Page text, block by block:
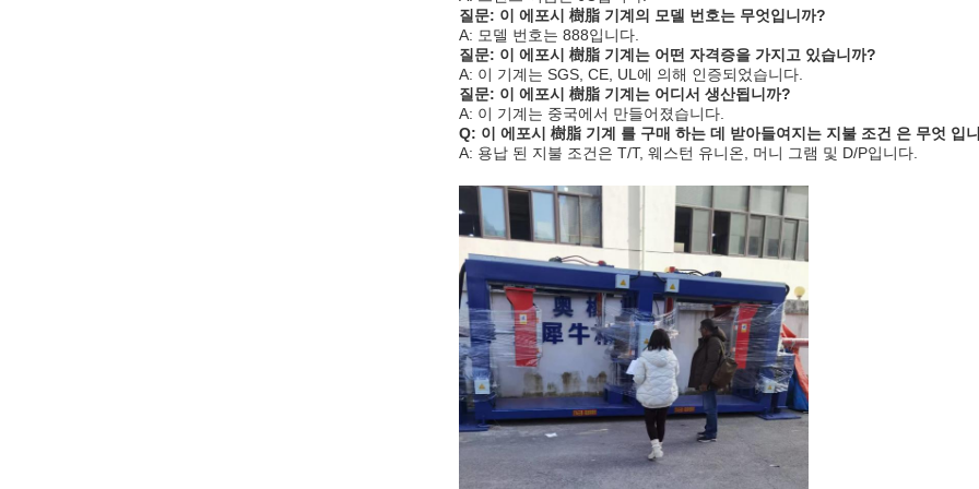
질문: 이 에포시 樹脂 기계의 모델 번호는 무엇입니까?
A: 모델 번호는 888입니다.
질문: 이 에포시 樹脂 기계는 어떤 자격증을 가지고 있습니까?
A: 이 기계는 SGS, CE, UL에 의해 인증되었습니다.
질문: 이 에포시 樹脂 기계는 어디서 생산됩니까?
A: 이 기계는 중국에서 만들어졌습니다.
Q: 이 에포시 樹脂 기계 를 구매 하는 데 받아들여지는 지불 조건 은 무엇 입
A: 용납 된 지불 조건은 T/T, 웨스턴 유니온, 머니 그램 및 D/P입니다.